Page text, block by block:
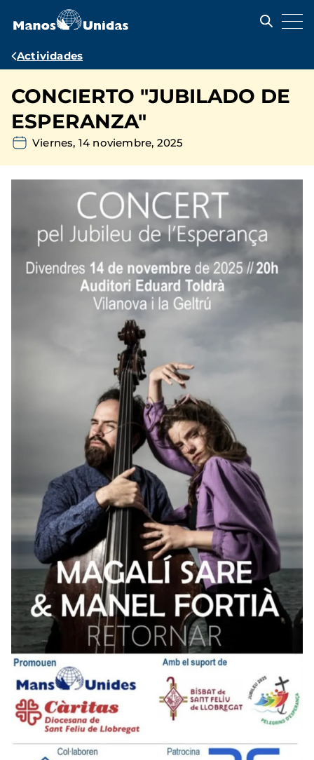
contenido
Ruta
navegación
Actividades
CONCIERTO "JUBILADO DE
ESPERANZA"
Viernes, 14 noviembre, 2025